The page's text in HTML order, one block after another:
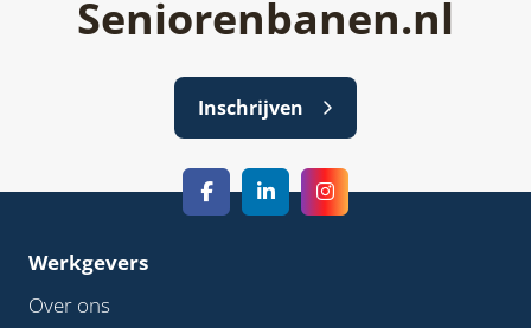
Seniorenbanen.nl
Inschrijven
Werkgevers
Over ons